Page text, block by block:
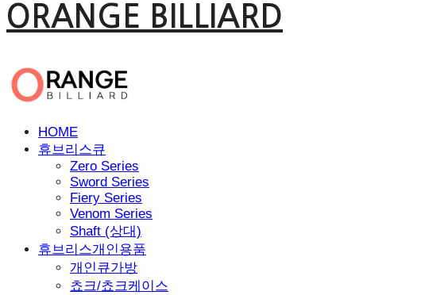
ORANGE BILLIARD
HOME
휴브리스큐
Zero Series
Sword Series
Fiery Series
Venom Series
Shaft (상대)
휴브리스개인용품
개인큐가방
쵸크/쵸크케이스